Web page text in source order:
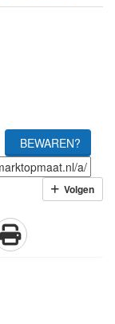
BEWAREN?
Volgen